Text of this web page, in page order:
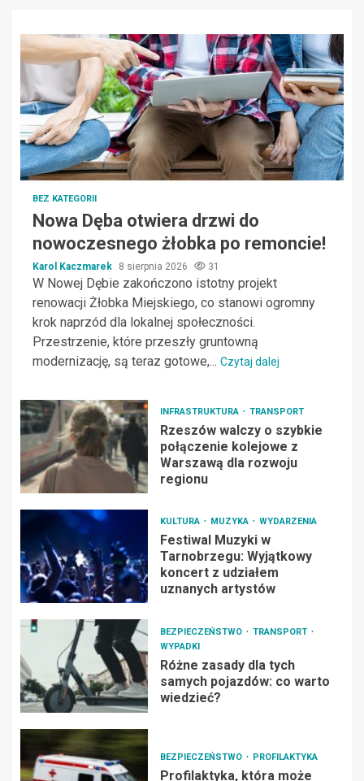
BEZ KATEGORII
Nowa Dęba otwiera drzwi do
nowoczesnego żłobka po remoncie!
Karol Kaczmarek 8 sierpnia 2026 31
W Nowej Dębie zakończono istotny projekt
renowacji Żłobka Miejskiego, co stanowi ogromny
krok naprzód dla lokalnej społeczności.
Przestrzenie, które przeszły gruntowną
modernizację, są teraz gotowe,... Czytaj dalej
INFRASTRUKTURA TRANSPORT
Rzeszów walczy o szybkie
połączenie kolejowe z
Warszawą dla rozwoju
regionu
KULTURA MUZYKA WYDARZENIA
Festiwal Muzyki w
Tarnobrzegu: Wyjątkowy
koncert z udziałem
uznanych artystów
BEZPIECZEŃSTWO
TRANSPORT
WYPADKI
Różne zasady dla tych
samych pojazdów: co warto
wiedzieć?
BEZPIECZEŃSTWO PROFILAKTYKA
Profilaktyka, która może